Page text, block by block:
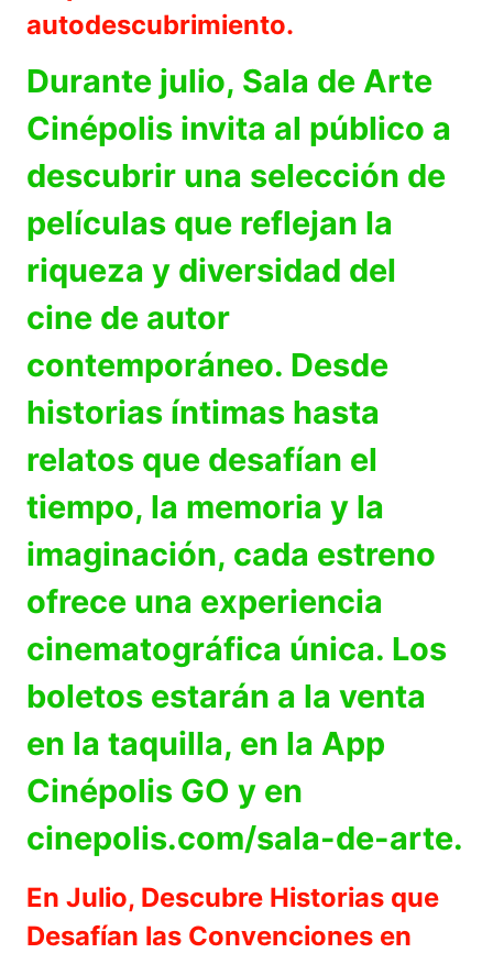
autodescubrimiento.
Durante julio, Sala de Arte
Cinépolis invita al público a
descubrir una selección de
películas que reflejan la
riqueza y diversidad del
cine de autor
contemporáneo. Desde
historias íntimas hasta
relatos que desafían el
tiempo, la memoria y la
imaginación, cada estreno
ofrece una experiencia
cinematográfica única. Los
boletos estarán a la venta
en la taquilla, en la App
Cinépolis GO y en
cinepolis.com/sala-de-arte.
En Julio, Descubre Historias que
Desafían las Convenciones en